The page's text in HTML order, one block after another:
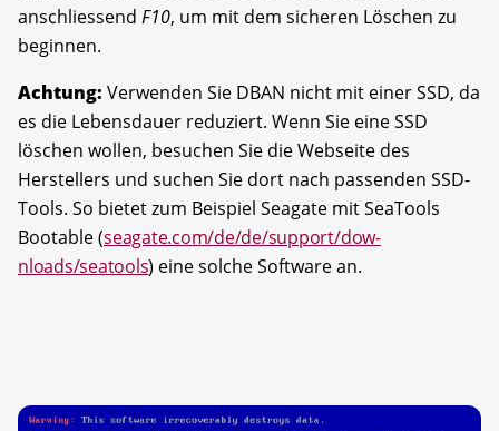
anschliessend F10, um mit dem sicheren Löschen zu
beginnen.
Achtung: Verwenden Sie DBAN nicht mit einer SSD, da
es die Lebensdauer reduziert. Wenn Sie eine SSD
löschen wollen, besuchen Sie die Webseite des
Herstellers und suchen Sie dort nach passenden SSD-
Tools. So bietet zum Beispiel Seagate mit SeaTools
Bootable (seagate.com/de/de/support/dow-
nloads/seatools) eine solche Software an.